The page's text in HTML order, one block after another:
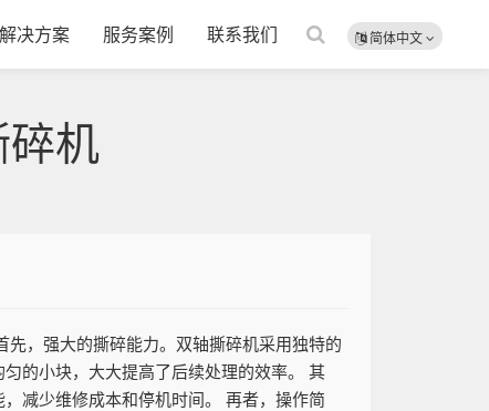
简体中文
解决方案 服务案例 联系我们
机
，强大的撕碎能力。双轴撕碎机采用独特的
的小块，大大提高了后续处理的效率。 其
减少维修成本和停机时间。 再者，操作简